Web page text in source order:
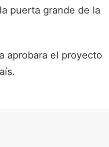
puerta grande de la
aprobara el proyecto